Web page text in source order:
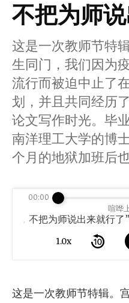
不把为师
这是一次教师节特
生同门，我们因为
流行而被迫中止了
划，并且共同经历
论文写作时光。毕
南洋理工大学的博
个月的地狱加班后
喧哗
不把为师说出来就行了”
1.0x
00:00
这是一次教师节特辑。